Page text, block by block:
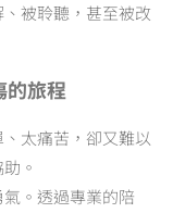
被聆聽，甚至被改
的旅程
太痛苦，卻又難以
。
。透過專業的陪